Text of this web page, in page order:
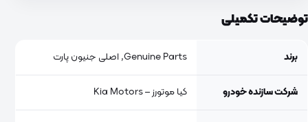
توضیحات تکمیلی
برند Genuine Parts, اصلی جنیون پارت
شرکت سازنده خودرو کیا موتورز – Kia Motors